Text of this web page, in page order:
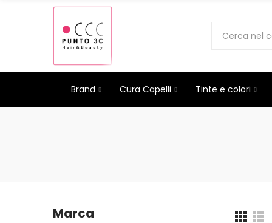
Brand Cura Capelli Tinte e colori
Marca